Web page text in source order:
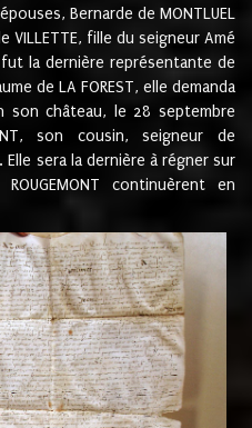
Bernarde de MONTLUEL
VILLETTE, fille du seigneur Amé
la dernière représentante de
de LA FOREST, elle demanda
son château, le 28 septembre
son cousin, seigneur de
sera la dernière à régner sur
continuèrent en